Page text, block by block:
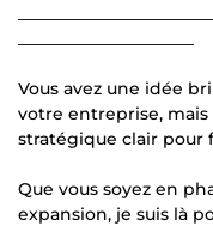
Vous avez une idée
votre entreprise,
stratégique clair pour
Que vous soyez en
expansion, je suis là